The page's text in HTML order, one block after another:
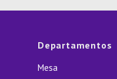
Departamentos
Mesa